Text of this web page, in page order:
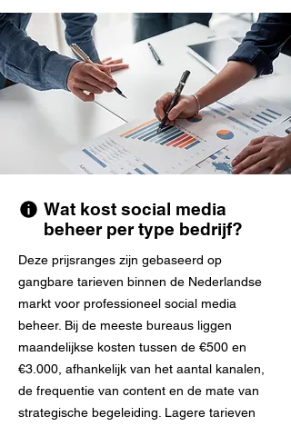
Wat kost social media
beheer per type bedrijf?
Deze prijsranges zijn gebaseerd op
gangbare tarieven binnen de Nederlandse
markt voor professioneel social media
beheer. Bij de meeste bureaus liggen
maandelijkse kosten tussen de €500 en
€3.000, afhankelijk van het aantal kanalen,
de frequentie van content en de mate van
strategische begeleiding. Lagere tarieven